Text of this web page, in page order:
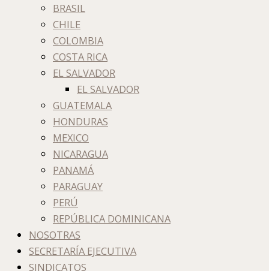
BRASIL
CHILE
COLOMBIA
COSTA RICA
EL SALVADOR
EL SALVADOR
GUATEMALA
HONDURAS
MEXICO
NICARAGUA
PANAMÁ
PARAGUAY
PERÚ
REPÚBLICA DOMINICANA
NOSOTRAS
SECRETARÍA EJECUTIVA
SINDICATOS